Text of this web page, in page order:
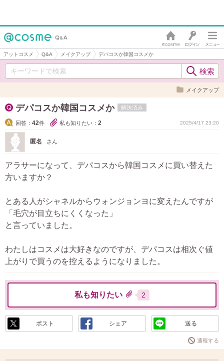
アットコスメ Q&A メイクアップ デパコスか韓国コスメか
メイクアップ
デパコスか韓国コスメか 解決済み
回答： 42件 私も知りたい： 2 2025/4/17 23:20
匿名 さん
アラサーになって、デパコスから韓国コスメに買い替えた
方いますか？
とある人がシャネルからウォンジョンヨに変えたんですが
「毛穴が目立ちにくくなった」
と言っていました。
わたしはコスメは大好きなのですが、デパコスは相次ぐ値
上がりで買うのを控えるようになりました。
私も知りたい 2
ポスト シェア 送る
通報する